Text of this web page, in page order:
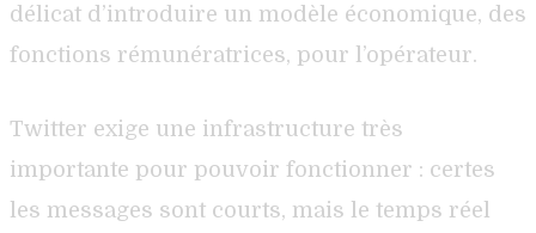
délicat d’introduire un modèle économique, des
fonctions rémunératrices, pour l’opérateur.
Twitter exige une infrastructure très
importante pour pouvoir fonctionner : certes
les messages sont courts, mais le temps réel